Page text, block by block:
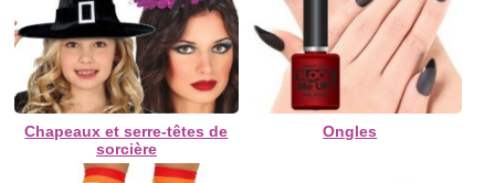
Chapeaux et serre-têtes de
sorcière
Ongles